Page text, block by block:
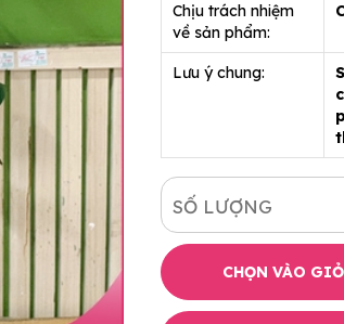
Chịu trách nhiệm
về sản phẩm:
Lưu ý chung:
SỐ LƯỢNG
CHỌN VÀO